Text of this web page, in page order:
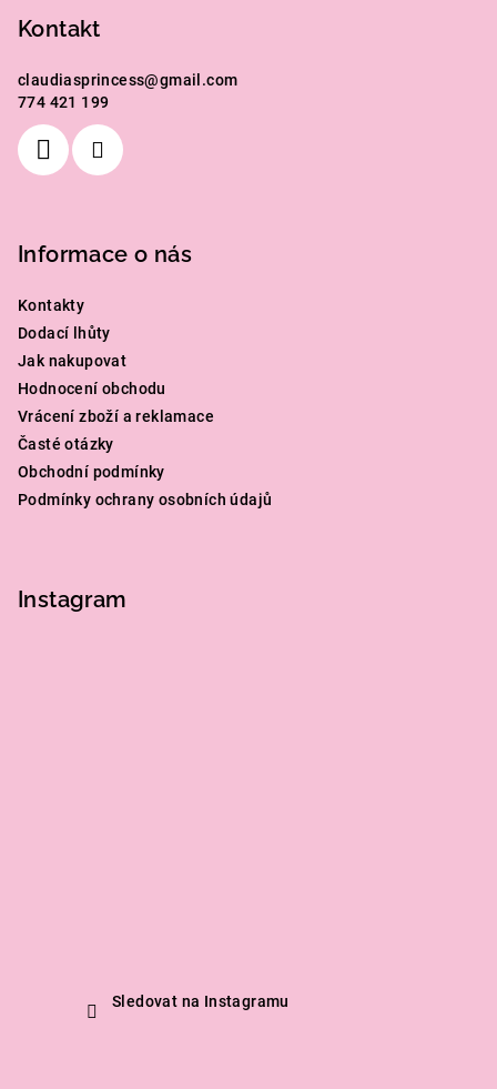
Kontakt
claudiasprincess@gmail.com
774 421 199
Informace o nás
Kontakty
Dodací lhůty
Jak nakupovat
Hodnocení obchodu
Vrácení zboží a reklamace
Časté otázky
Obchodní podmínky
Podmínky ochrany osobních údajů
Instagram
Sledovat na Instagramu